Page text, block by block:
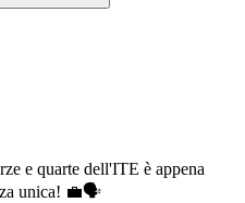
e quarte dell'ITE è appena
unica! 💼🗣️